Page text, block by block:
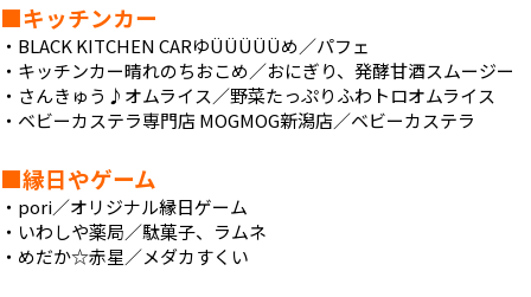
■キッチンカー
・BLACK KITCHEN CARゆÜÜÜÜÜめ／パフェ
・キッチンカー晴れのちおこめ／おにぎり、発酵甘酒スムージー
・さんきゅう♪オムライス／野菜たっぷりふわトロオムライス
・ベビーカステラ専門店 MOGMOG新潟店／ベビーカステラ
■縁日やゲーム
・pori／オリジナル縁日ゲーム
・いわしや薬局／駄菓子、ラムネ
・めだか☆赤星／メダカすくい